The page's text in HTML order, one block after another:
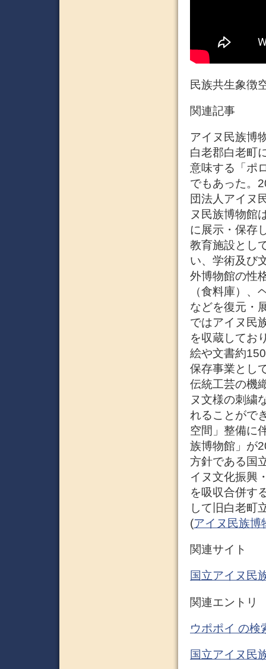
民族共生象徴
関連記事
アイヌ民族博
白老郡白老町
意味する「ポ
でもあった。
団法人アイヌ
ヌ民族博物館
に展示・保存
教育施設とし
い、学術及び
外博物館の性
（食料庫）
などを復元・
ではアイヌ民
を収蔵してお
絵や文書約
保存事業とし
伝統工芸の機
ヌ文様の刺繍
れることがで
空間」整備に
族博物館」が
方針である国
イヌ文化振興
を吸収合併す
して旧白老町
(アイヌ民族博
関連サイト
国立アイヌ民
関連エントリ
ウポポイ の検
国立アイヌ民